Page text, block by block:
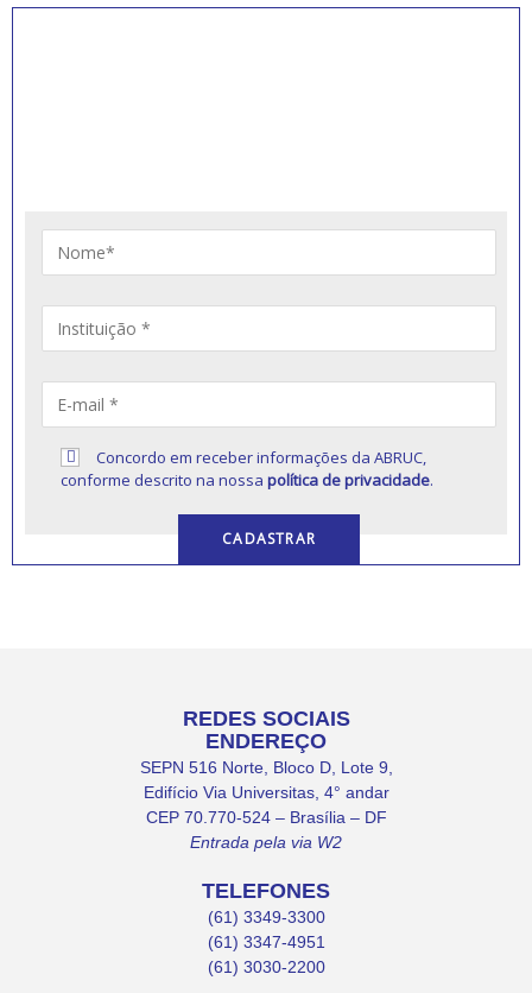
Concordo em receber informações da ABRUC,
conforme descrito na nossapolítica de privacidade.
REDES SOCIAIS
ENDEREÇO
SEPN 516 Norte, Bloco D, Lote 9,
Edifício Via Universitas, 4° andar
CEP 70.770-524 – Brasília – DF
Entrada pela via W2
TELEFONES
(61) 3349-3300
(61) 3347-4951
(61) 3030-2200